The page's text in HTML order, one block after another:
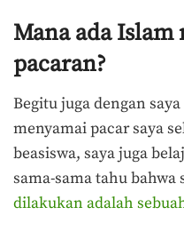
Mana ada
pacaran?
Begitu juga dengan
menyamai pacar saya
beasiswa, saya juga
sama-sama tahu bahwa
dilakukan adalah